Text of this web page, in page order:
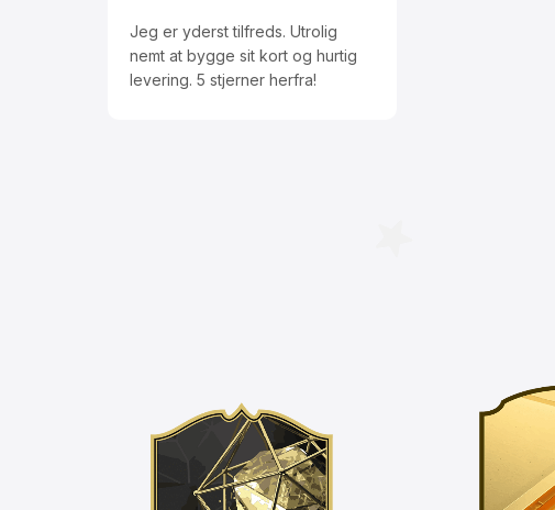
Jeg er yderst tilfreds. Utrolig
nemt at bygge sit kort og hurtig
levering. 5 stjerner herfra!